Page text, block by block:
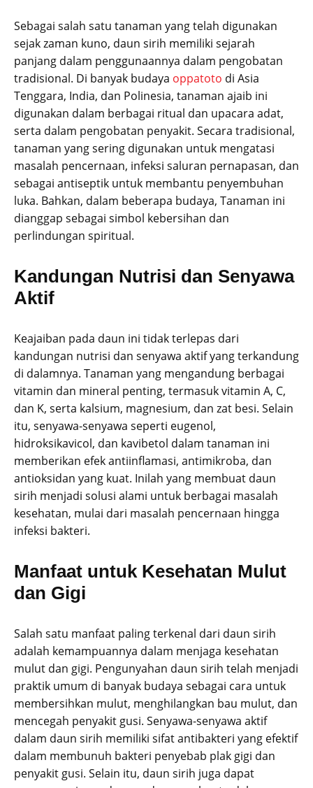
Sebagai salah satu tanaman yang telah digunakan
sejak zaman kuno, daun sirih memiliki sejarah
panjang dalam penggunaannya dalam pengobatan
tradisional. Di banyak budaya oppatoto di Asia
Tenggara, India, dan Polinesia, tanaman ajaib ini
digunakan dalam berbagai ritual dan upacara adat,
serta dalam pengobatan penyakit. Secara tradisional,
tanaman yang sering digunakan untuk mengatasi
masalah pencernaan, infeksi saluran pernapasan, dan
sebagai antiseptik untuk membantu penyembuhan
luka. Bahkan, dalam beberapa budaya, Tanaman ini
dianggap sebagai simbol kebersihan dan
perlindungan spiritual.
Kandungan Nutrisi dan Senyawa
Aktif
Keajaiban pada daun ini tidak terlepas dari
kandungan nutrisi dan senyawa aktif yang terkandung
di dalamnya. Tanaman yang mengandung berbagai
vitamin dan mineral penting, termasuk vitamin A, C,
dan K, serta kalsium, magnesium, dan zat besi. Selain
itu, senyawa-senyawa seperti eugenol,
hidroksikavicol, dan kavibetol dalam tanaman ini
memberikan efek antiinflamasi, antimikroba, dan
antioksidan yang kuat. Inilah yang membuat daun
sirih menjadi solusi alami untuk berbagai masalah
kesehatan, mulai dari masalah pencernaan hingga
infeksi bakteri.
Manfaat untuk Kesehatan Mulut
dan Gigi
Salah satu manfaat paling terkenal dari daun sirih
adalah kemampuannya dalam menjaga kesehatan
mulut dan gigi. Pengunyahan daun sirih telah menjadi
praktik umum di banyak budaya sebagai cara untuk
membersihkan mulut, menghilangkan bau mulut, dan
mencegah penyakit gusi. Senyawa-senyawa aktif
dalam daun sirih memiliki sifat antibakteri yang efektif
dalam membunuh bakteri penyebab plak gigi dan
penyakit gusi. Selain itu, daun sirih juga dapat